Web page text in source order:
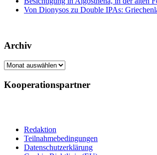
Von Dionysos zu Double IPAs:
Archiv
Archiv
Kooperationspartner
Redaktion
Teilnahmebedingungen
Datenschutzerklärung